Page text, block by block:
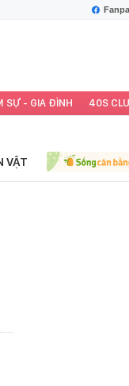
SỰ - GIA ĐÌNH 40S
VẬT